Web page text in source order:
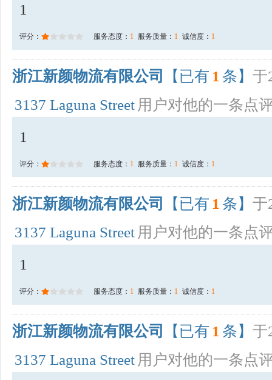
1
评分： 服务态度： 1 服务质量： 1 诚信度： 1
浙江新颜物流有限公司 【已有 1 条】 于
3137 Laguna Street 用户对他的一条点
1
评分： 服务态度： 1 服务质量： 1 诚信度： 1
浙江新颜物流有限公司 【已有 1 条】 于
3137 Laguna Street 用户对他的一条点
1
评分： 服务态度： 1 服务质量： 1 诚信度： 1
浙江新颜物流有限公司 【已有 1 条】 于
3137 Laguna Street 用户对他的一条点